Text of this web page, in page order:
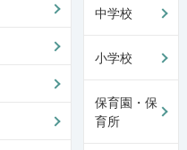
中学校
小学校
保育園・保
育所